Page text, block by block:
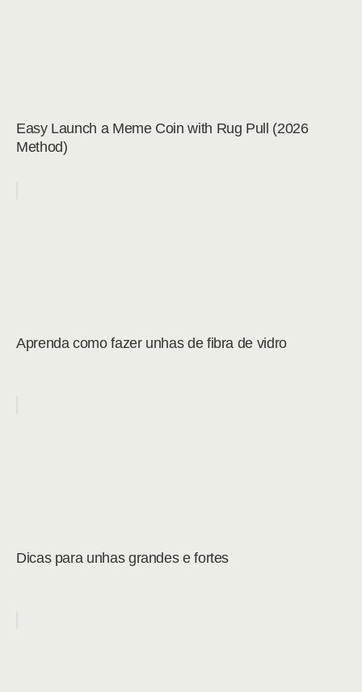
Easy Launch a Meme Coin with Rug Pull (2026
Method)
Aprenda como fazer unhas de fibra de vidro
Dicas para unhas grandes e fortes